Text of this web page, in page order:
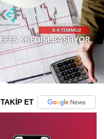
TAKİP ET